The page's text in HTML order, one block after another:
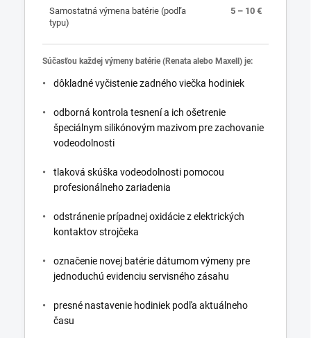
Samostatná výmena batérie (podľa
typu)
5 – 10 €
Súčasťou každej výmeny batérie (Renata alebo Maxell) je:
dôkladné vyčistenie zadného viečka hodiniek
odborná kontrola tesnení a ich ošetrenie
špeciálnym silikónovým mazivom pre zachovanie
vodeodolnosti
tlaková skúška vodeodolnosti pomocou
profesionálneho zariadenia
odstránenie prípadnej oxidácie z elektrických
kontaktov strojčeka
označenie novej batérie dátumom výmeny pre
jednoduchú evidenciu servisného zásahu
presné nastavenie hodiniek podľa aktuálneho
času